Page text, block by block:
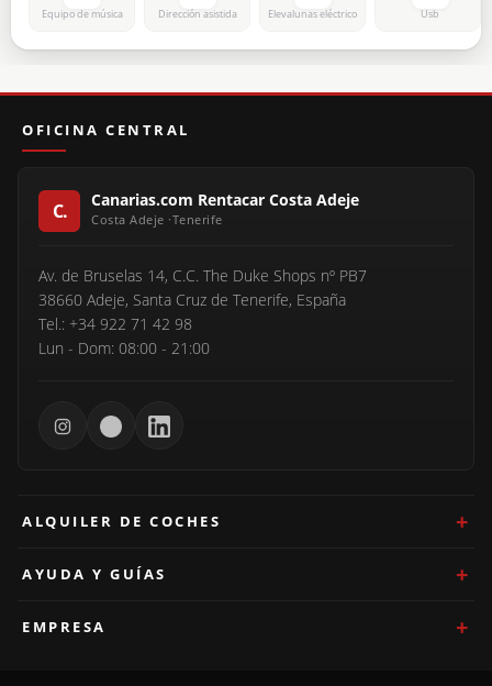
Equipo de música Dirección asistida Elevalunas eléctrico Usb
OFICINA CENTRAL
Canarias.com Rentacar Costa Adeje
Av. de Bruselas 14, C.C. The Duke Shops nº PB7
38660 Adeje, Santa Cruz de Tenerife, España
Tel.: +34 922 71 42 98
Lun - Dom: 08:00 - 21:00
ALQUILER DE COCHES
AYUDA Y GUÍAS
EMPRESA